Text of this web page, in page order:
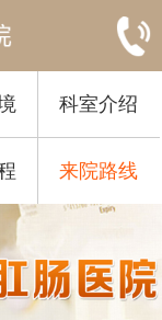
科室介绍
来院路线